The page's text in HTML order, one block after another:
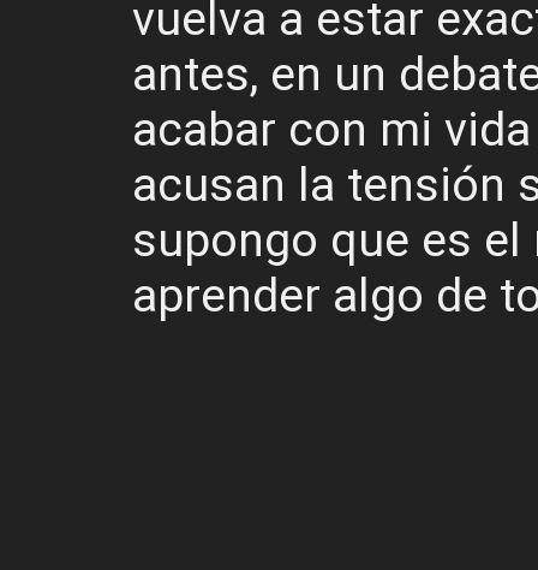
vuelva a estar
antes, en un
acabar con mi
acusan la tensión
supongo que es
aprender algo de